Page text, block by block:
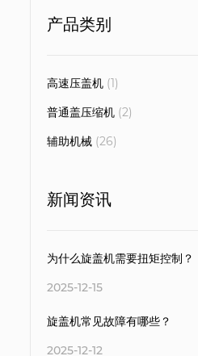
产品类别
高速压盖机 (1)
普通盖压缩机 (2)
辅助机械 (26)
新闻资讯
为什么旋盖机需要扭矩控制？
2025-12-15
旋盖机常见故障有哪些？
2025-12-12